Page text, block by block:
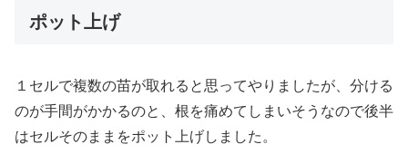
ポット上げ
１セルで複数の苗が取れると思ってやりましたが、分ける
のが手間がかかるのと、根を痛めてしまいそうなので後半
はセルそのままをポット上げしました。